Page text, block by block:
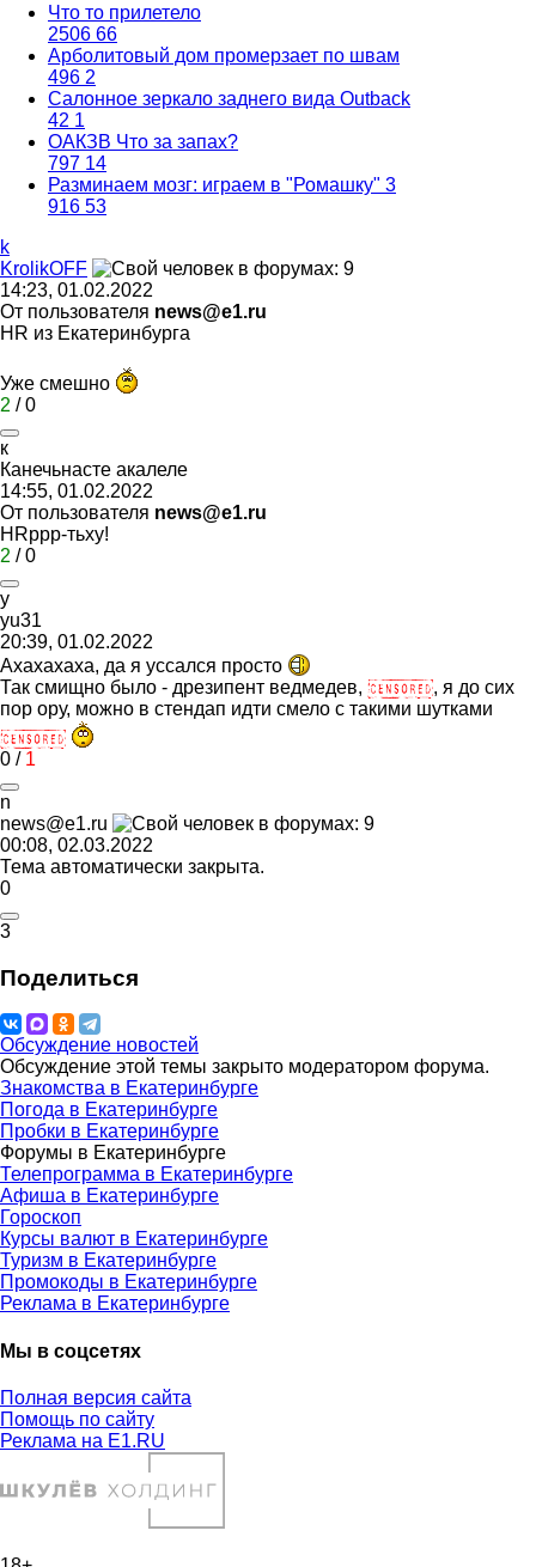
Что то прилетело
2506 66
Арболитовый дом промерзает по швам
496 2
Салонное зеркало заднего вида Outback
42 1
ОАКЗВ Что за запах?
797 14
Разминаем мозг: играем в "Ромашку" 3
916 53
k
KrolikOFF
14:23, 01.02.2022
От пользователя news@e1.ru
HR из Екатеринбурга
Уже смешно
2 /0
к
Канечьнасте акалеле
14:55, 01.02.2022
От пользователя news@e1.ru
HRррр-тьху!
2 /0
y
yu31
20:39, 01.02.2022
Ахахахаха, да я уссался просто
Так смищно было - дрезипент ведмедев,
, я до сих
пор ору, можно в стендап идти смело с такими шутками
0 / 1
n
news@e1.ru
00:08, 02.03.2022
Тема автоматически закрыта.
0
3
Поделиться
Обсуждение новостей
Обсуждение этой темы закрыто модератором форума.
Знакомства в Екатеринбурге
Погода в Екатеринбурге
Пробки в Екатеринбурге
Форумы в Екатеринбурге
Телепрограмма в Екатеринбурге
Афиша в Екатеринбурге
Гороскоп
Курсы валют в Екатеринбурге
Туризм в Екатеринбурге
Промокоды в Екатеринбурге
Реклама в Екатеринбурге
Мы в соцсетях
Полная версия сайта
Помощь по сайту
Реклама на E1.RU